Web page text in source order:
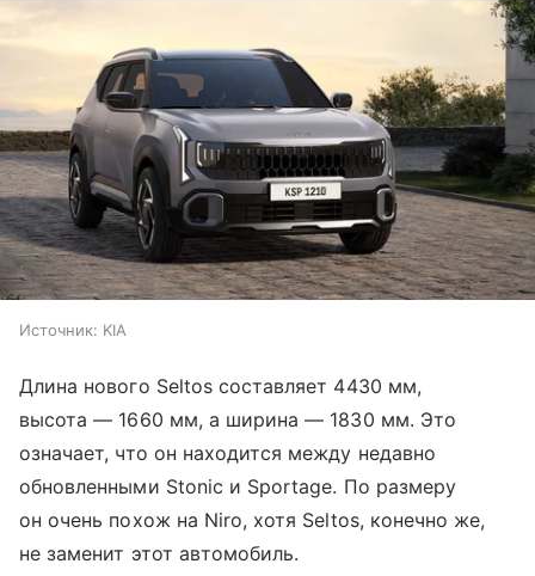
Источник: KIA
Длина нового Seltos составляет 4430 мм,
высота — 1660 мм, а ширина — 1830 мм. Это
означает, что он находится между недавно
обновленными Stonic и Sportage. По размеру
он очень похож на Niro, хотя Seltos, конечно же,
не заменит этот автомобиль.